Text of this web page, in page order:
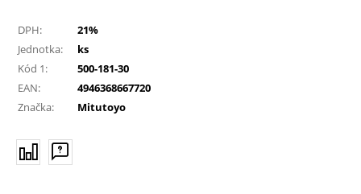
DPH:
21%
Jednotka:
ks
Kód 1:
500-181-30
EAN:
4946368667720
Značka:
Mitutoyo